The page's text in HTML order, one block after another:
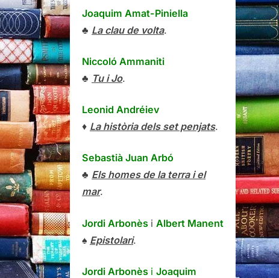
Joaquim Amat-Piniella
♣ La clau de volta.
Niccoló Ammaniti
♣ Tu i Jo.
Leonid Andréiev
♦ La història dels set penjats.
Sebastià Juan Arbó
♣ Els homes de la terra i el
mar.
Jordi Arbonès i Albert Manent
♠ Epistolari.
Jordi Arbonès i Joaquim